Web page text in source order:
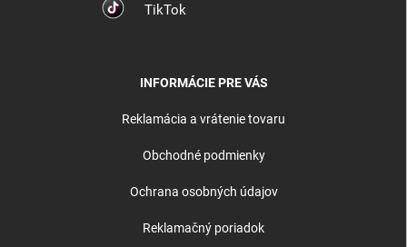
TikTok
INFORMÁCIE PRE VÁS
Reklamácia a vrátenie tovaru
Obchodné podmienky
Ochrana osobných údajov
Reklamačný poriadok